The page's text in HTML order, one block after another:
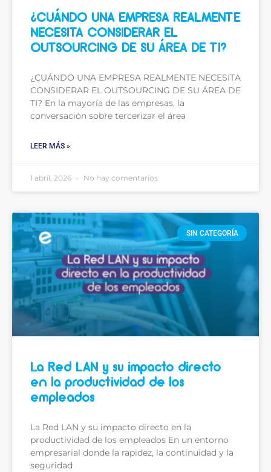
¿CUÁNDO UNA EMPRESA REALMENTE
NECESITA CONSIDERAR EL
OUTSOURCING DE SU ÁREA DE TI?
¿CUÁNDO UNA EMPRESA REALMENTE NECESITA
CONSIDERAR EL OUTSOURCING DE SU ÁREA DE
TI? En la mayoría de las empresas, la
conversación sobre tercerizar el área
LEER MÁS »
1 abril, 2026 No hay comentarios
SIN CATEGORÍA
La Red LAN y su impacto directo
en la productividad de los
empleados
La Red LAN y su impacto directo en la
productividad de los empleados En un entorno
empresarial donde la rapidez, la continuidad y la
seguridad